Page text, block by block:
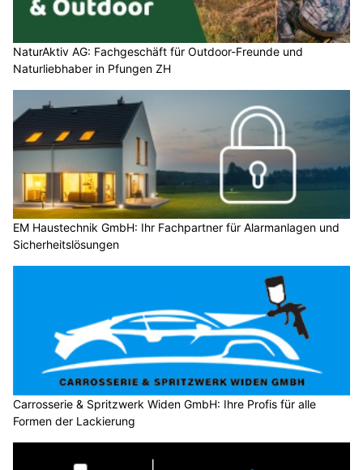
NaturAktiv AG: Fachgeschäft für Outdoor-Freunde und
Naturliebhaber in Pfungen ZH
EM Haustechnik GmbH: Ihr Fachpartner für Alarmanlagen und
Sicherheitslösungen
Carrosserie & Spritzwerk Widen GmbH: Ihre Profis für alle
Formen der Lackierung